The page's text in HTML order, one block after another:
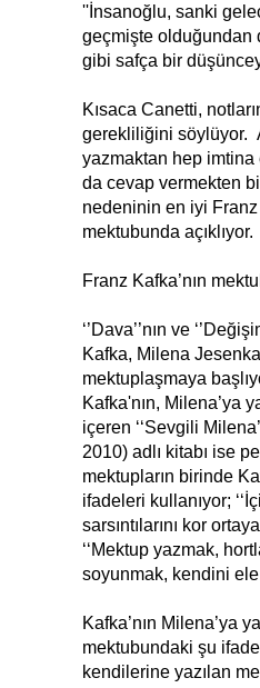
''İnsanoğlu, sanki
geçmişte olduğundan
gibi safça bir
Kısaca Canetti,
gerekliliğini söylüyor.
yazmaktan hep imtina
da cevap vermekten
nedeninin en iyi
mektubunda açıklıyor.
Franz Kafka’nın
‘’Dava’’nın ve
Kafka, Milena
mektuplaşmaya
Kafka'nın, Milena’ya
içeren ‘‘Sevgili
2010) adlı kitabı ise
mektupların birinde
ifadeleri kullanıyor;
sarsıntılarını kor
‘‘Mektup yazmak,
soyunmak, kendini ele
Kafka’nın Milena’ya
mektubundaki şu
kendilerine yazılan